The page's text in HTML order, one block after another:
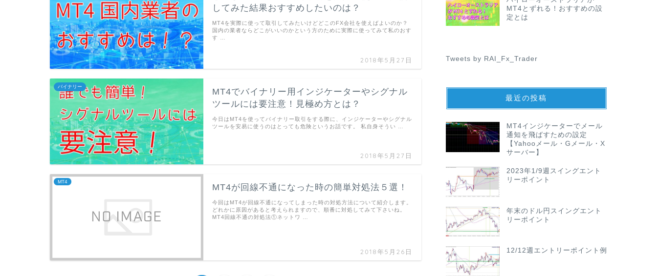
してみた結果おすすめしたいのは？
2018年5月27日
MT4を実際に使って取引してみたいけどどこのFX会社を使えばよいのか？
国内の業者ならどこがいいのかという方のために実際に使ってみて私のおす
す …
バイナリー
MT4でバイナリー用インジケーターやシグナル
ツールには要注意！見極め方とは？
2018年5月27日
今日はMT4を使ってバイナリー取引をする際に、インジケーターやシグナル
ツールを安易に使うのはとっても危険というお話です。 私自身そうい …
MT4
MT4が回線不通になった時の簡単対処法５選！
2018年5月26日
今回はMT4が回線不通になってしまった時の対処方法について紹介します。
どれかに原因があると考えられますので、順番に対処してみて下さいね。
MT4回線不通の対処法①ネットワ …
MT4とずれる！おすすめの設
定とは
Tweets by RAI_Fx_Trader
最近の投稿
MT4インジケーターでメール
通知を飛ばすための設定
【Yahooメール・Gメール・X
サーバー】
2023年1/9週スイングエント
リーポイント
年末のドル円スイングエント
リーポイント
12/12週エントリーポイント例